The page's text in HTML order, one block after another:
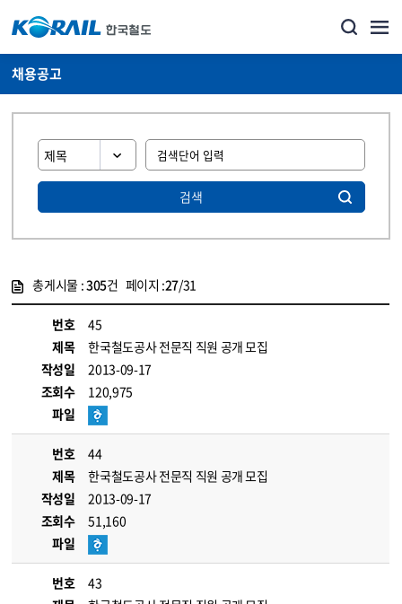
채용공고
검색
총게시물 :305건 페이지 :27/31
번호
45
제목
한국철도공사 전문직 직원 공개 모집
작성일
2013-09-17
조회수
120,975
파일
번호
44
제목
한국철도공사 전문직 직원 공개 모집
작성일
2013-09-17
조회수
51,160
파일
번호
43